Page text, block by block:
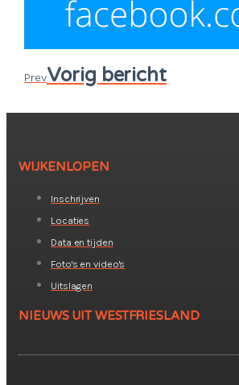
PrevVorig bericht
WIJKENLOPEN
Inschrijven
Locaties
Data en tijden
Foto's en video's
Uitslagen
NIEUWS UIT WESTFRIESLAND